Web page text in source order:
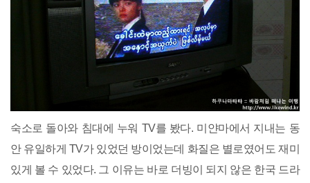
숙소로 돌아와 침대에 누워 TV를 봤다. 미얀마에서 지내는 동
안 유일하게 TV가 있었던 방이었는데 화질은 별로였어도 재미
있게 볼 수 있었다. 그 이유는 바로 더빙이 되지 않은 한국 드라